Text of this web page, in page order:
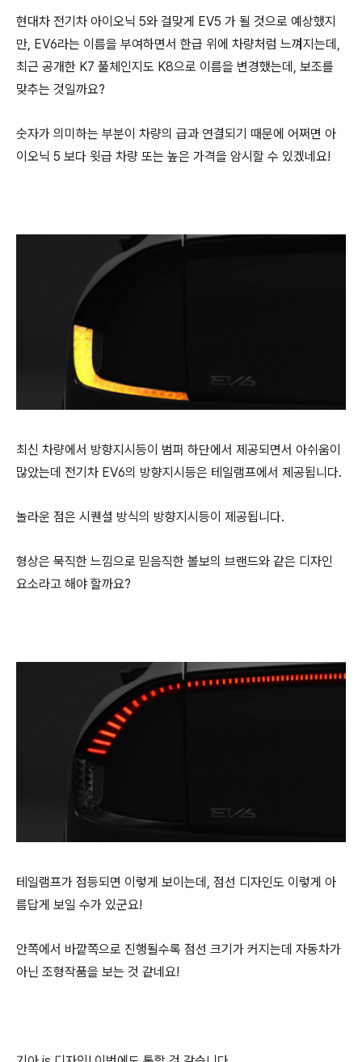
현대차 전기차 아이오닉 5와 걸맞게 EV5 가 될 것으로 예상했지
만, EV6라는 이름을 부여하면서 한급 위에 차량처럼 느껴지는데,
최근 공개한 K7 풀체인지도 K8으로 이름을 변경했는데, 보조를
맞추는 것일까요?
숫자가 의미하는 부분이 차량의 급과 연결되기 때문에 어쩌면 아
이오닉 5 보다 윗급 차량 또는 높은 가격을 암시할 수 있겠네요!
최신 차량에서 방향지시등이 범퍼 하단에서 제공되면서 아쉬움이
많았는데 전기차 EV6의 방향지시등은 테일램프에서 제공됩니다.
놀라운 점은 시퀜셜 방식의 방향지시등이 제공됩니다.
형상은 묵직한 느낌으로 믿음직한 볼보의 브랜드와 같은 디자인
요소라고 해야 할까요?
테일램프가 점등되면 이렇게 보이는데, 점선 디자인도 이렇게 아
름답게 보일 수가 있군요!
안쪽에서 바깥쪽으로 진행될수록 점선 크기가 커지는데 자동차가
아닌 조형작품을 보는 것 같네요!